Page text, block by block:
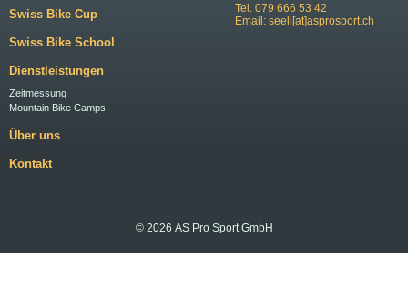
Tel. 079 666 53 42
Email: seeli[at]asprosport.ch
Swiss Bike Cup
Swiss Bike School
Dienstleistungen
Zeitmessung
Mountain Bike Camps
Über uns
Kontakt
© 2026 AS Pro Sport GmbH